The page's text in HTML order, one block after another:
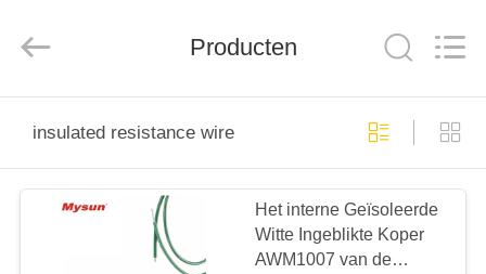
PRODUCTEN
ONGEVEER
Co.,
Reserved.
Producten
insulated resistance wire
Het interne Geïsoleerde
Witte Ingeblikte Koper
AWM1007 van de